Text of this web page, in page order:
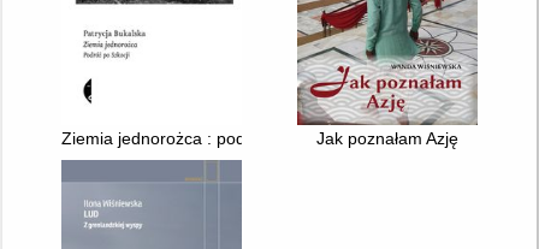
Ziemia jednorożca : podróż po SzkocjiJak poznałam Azję